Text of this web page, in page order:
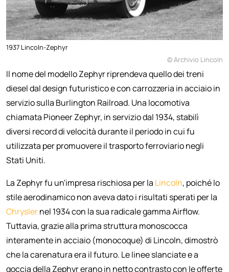
1937 Lincoln-Zephyr
© Archivio Lincoln
Il nome del modello Zephyr riprendeva quello dei treni
diesel dal design futuristico e con carrozzeria in acciaio in
servizio sulla Burlington Railroad. Una locomotiva
chiamata Pioneer Zephyr, in servizio dal 1934, stabilì
diversi record di velocità durante il periodo in cui fu
utilizzata per promuovere il trasporto ferroviario negli
Stati Uniti.
La Zephyr fu un'impresa rischiosa per la Lincoln, poiché lo
stile aerodinamico non aveva dato i risultati sperati per la
Chryslernel 1934 con la sua radicale gamma Airflow.
Tuttavia, grazie alla prima struttura monoscocca
interamente in acciaio (monocoque) di Lincoln, dimostrò
che la carenatura era il futuro. Le linee slanciate e a
goccia della Zephyr erano in netto contrasto con le offerte